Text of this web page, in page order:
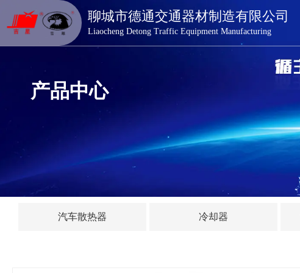
聊城市德通交通器材制造有限公司
Liaocheng Detong Traffic Equipment Manufacturing
德通交通器材
产品中心
汽车散热器 冷却器